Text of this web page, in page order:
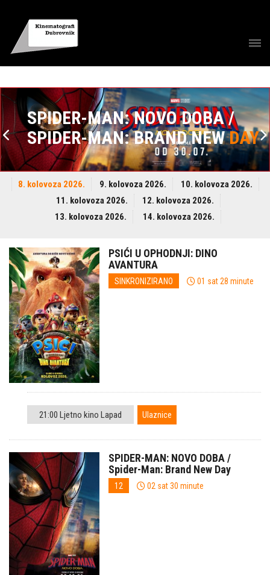
SPIDER-MAN: NOVO DOBA /
SPIDER-MAN: BRAND NEWDAY
8. kolovoza 2026. 9. kolovoza 2026.
10. kolovoza 2026.
11. kolovoza 2026.
12. kolovoza 2026.
13. kolovoza 2026.
14. kolovoza 2026.
PSIĆI U OPHODNJI: DINO
AVANTURA
SINKRONIZIRANO 01 sat 28 minute
21:00 Ljetno kino Lapad Ulaznice
SPIDER-MAN: NOVO DOBA /
Spider-Man: Brand New Day
12 02 sat 30 minute